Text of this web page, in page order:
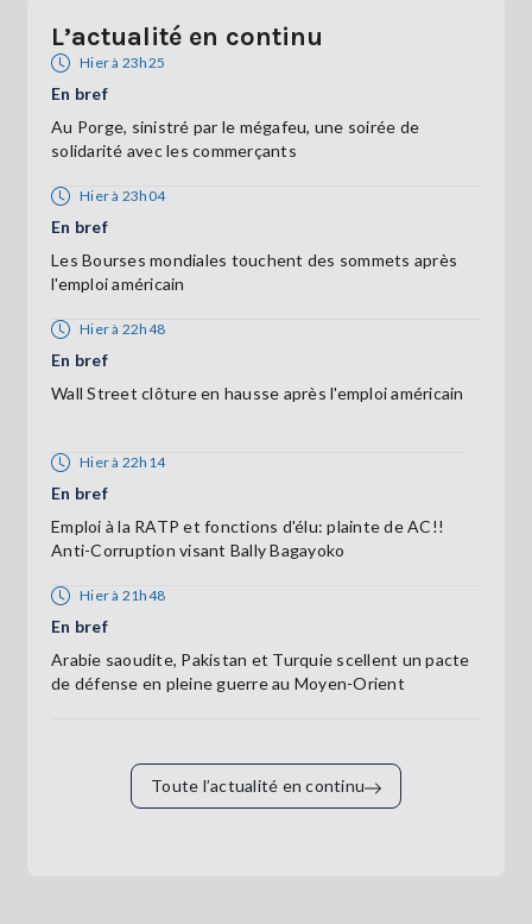
L’actualité en continu
Hier à 23h25
En bref
Au Porge, sinistré par le mégafeu, une soirée de
solidarité avec les commerçants
Hier à 23h04
En bref
Les Bourses mondiales touchent des sommets après
l'emploi américain
Hier à 22h48
En bref
Wall Street clôture en hausse après l'emploi américain
Hier à 22h14
En bref
Emploi à la RATP et fonctions d'élu: plainte de AC!!
Anti-Corruption visant Bally Bagayoko
Hier à 21h48
En bref
Arabie saoudite, Pakistan et Turquie scellent un pacte
de défense en pleine guerre au Moyen-Orient
Toute l’actualité en continu